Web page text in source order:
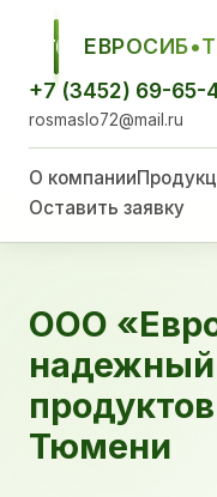
ЕСТ
+7 (3452) 69-65-
rosmaslo72@mail.ru
О компании
Оставить заявку
ООО
Тюмени